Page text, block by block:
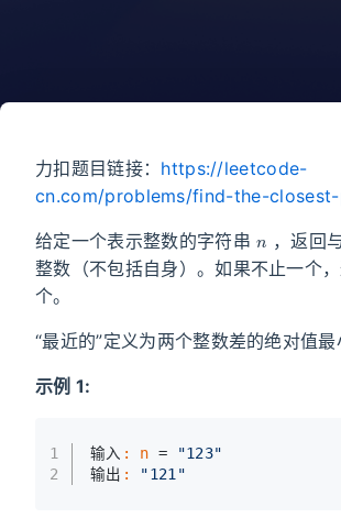
力扣题目链接： https://leetcode-
cn.com/problems/find-the-
给定一个表示整数的字符串
，返回
整数（不包括自身）。如果不止一个
个。
“最近的”定义为两个整数差的绝对值最
示例 1:
1
2
输入 : n =
"123"
输出 : "121"